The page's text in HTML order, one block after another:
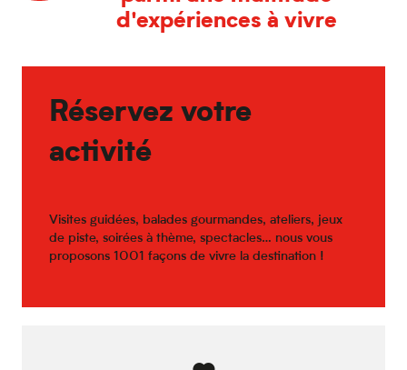
d'expériences à vivre
Réservez votre
activité
Visites guidées, balades gourmandes, ateliers, jeux
de piste, soirées à thème, spectacles… nous vous
proposons 1001 façons de vivre la destination !